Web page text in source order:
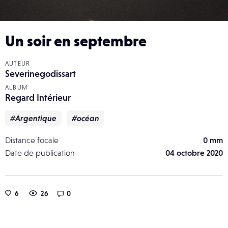
Un soir en septembre
AUTEUR
Severinegodissart
ALBUM
Regard Intérieur
#Argentique #océan
Distance focale
0 mm
Date de publication
04 octobre 2020
6 26 0